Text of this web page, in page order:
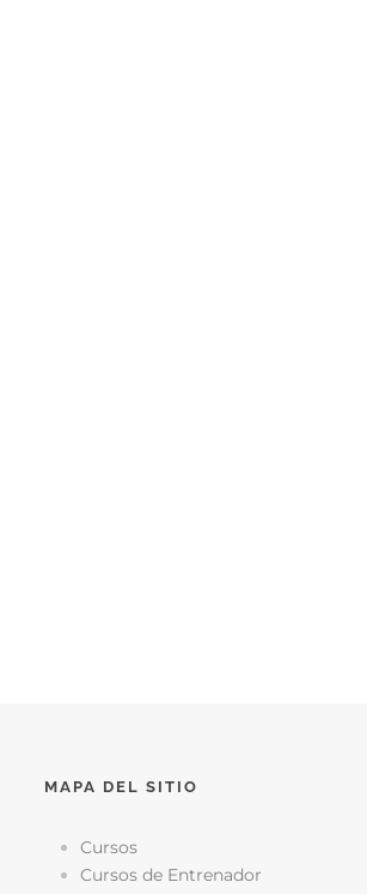
MAPA DEL SITIO
Cursos
Cursos de Entrenador